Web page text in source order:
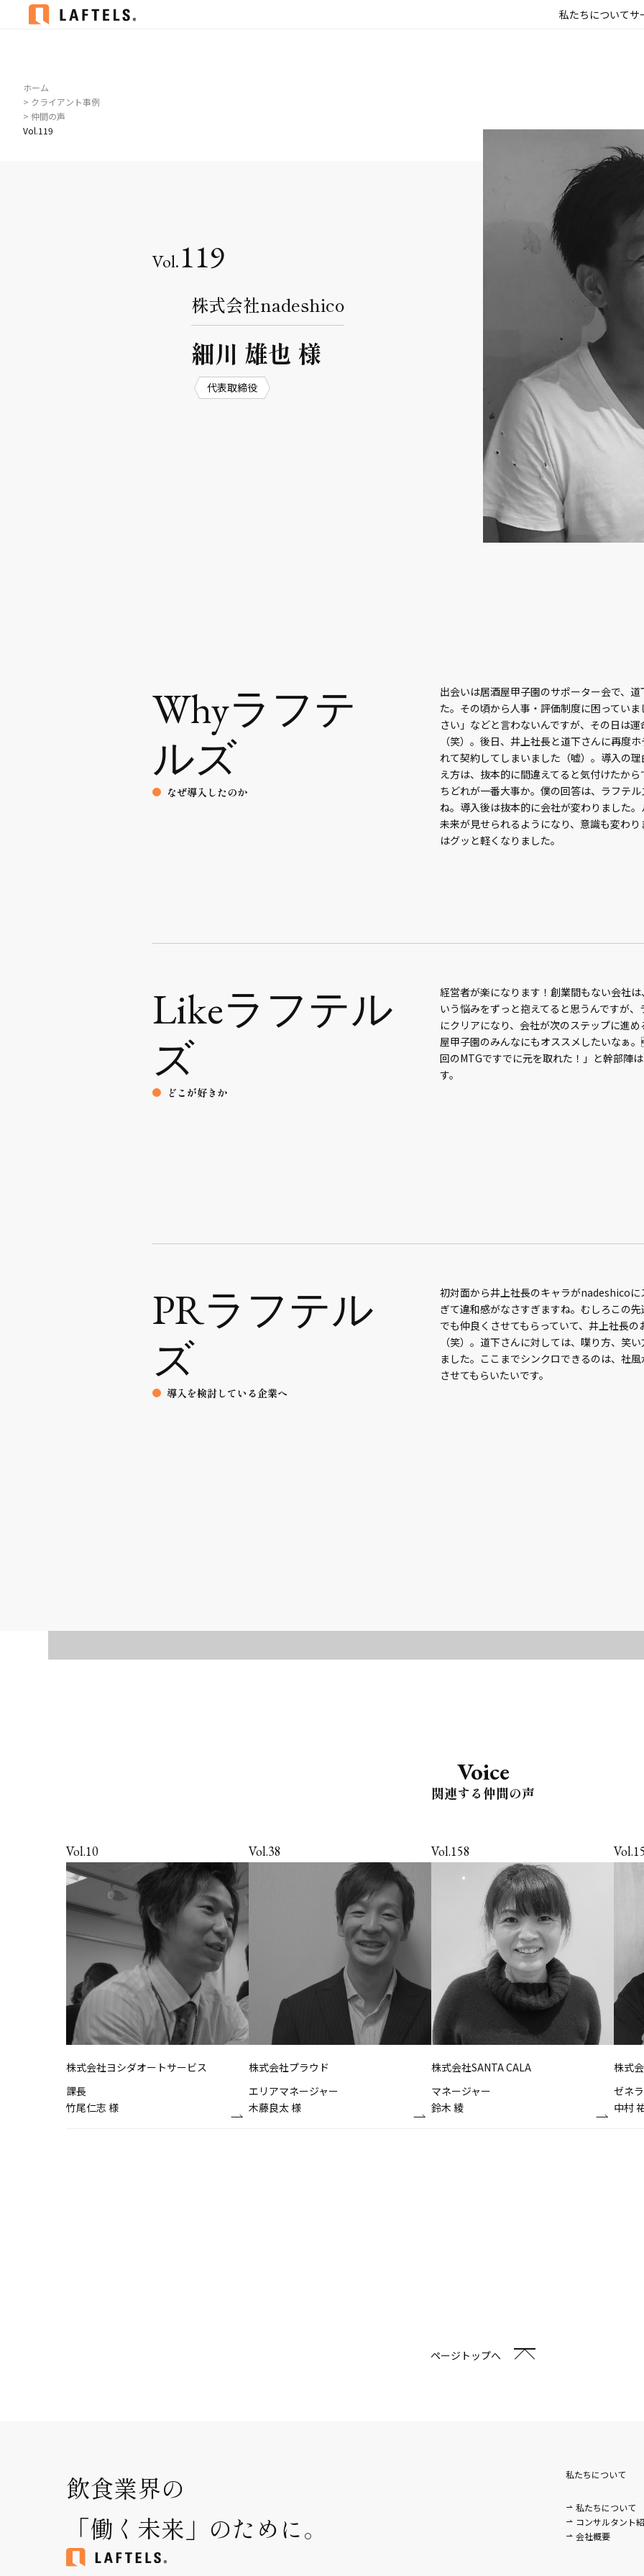
私たちについてサ
ホーム
> クライアント事例
> 仲間の声
Vol.119
119
株式会社nadeshico
細川 雄也 様
代表取締役
Whyラフテ
ルズ
なぜ導入したのか
出会いは居酒屋甲子園のサポーター会で、
た。その頃から人事・評価制度に困ってい
さい」などと言わないんですが、その日は
（笑）。後日、井上社長と道下さんに再度
れて契約してしまいました（嘘）。導入の
え方は、抜本的に間違えてると気付けたか
ちどれが一番大事か。僕の回答は、ラフテ
ね。導入後は抜本的に会社が変わりました
未来が見せられるようになり、意識も変わ
はグッと軽くなりました。
Likeラフテル
ズ
どこが好きか
経営者が楽になります！創業間もない会社
いう悩みをずっと抱えてると思うんですが
にクリアになり、会社が次のステップに進
屋甲子園のみんなにもオススメしたいなぁ
回のMTGですでに元を取れた！」と幹部陣
す。
PRラフテル
ズ
導入を検討している企業へ
初対面から井上社長のキャラがnadeshicoに
ぎて違和感がなさすぎますね。むしろこの
でも仲良くさせてもらっていて、井上社長
（笑）。道下さんに対しては、喋り方、笑
ました。ここまでシンクロできるのは、社
させてもらいたいです。
Voice
関連する仲間の声
Vol.10
株式会社ヨシダオートサービス
課長
竹尾仁志 様
Vol.38
株式会社プラウド
エリアマネージャー
木藤良太 様
Vol.158
株式会社SANTA CALA
マネージャー
鈴木 綾
株式
ゼネ
中村
ページトップへ
飲食業界の
「働く未来」のために。
私たちについて
私たちについて
コンサルタント
会社概要